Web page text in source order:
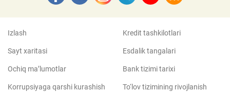
Izlash
Sayt xaritasi
Ochiq ma’lumotlar
Korrupsiyaga qarshi kurashish
Kredit tashkilotlari
Esdalik tangalari
Bank tizimi tarixi
To‘lov tizimining rivojlanish